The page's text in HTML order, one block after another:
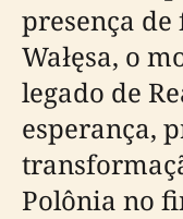
presença
Wałęsa, o
legado de
esperança,
Polônia no